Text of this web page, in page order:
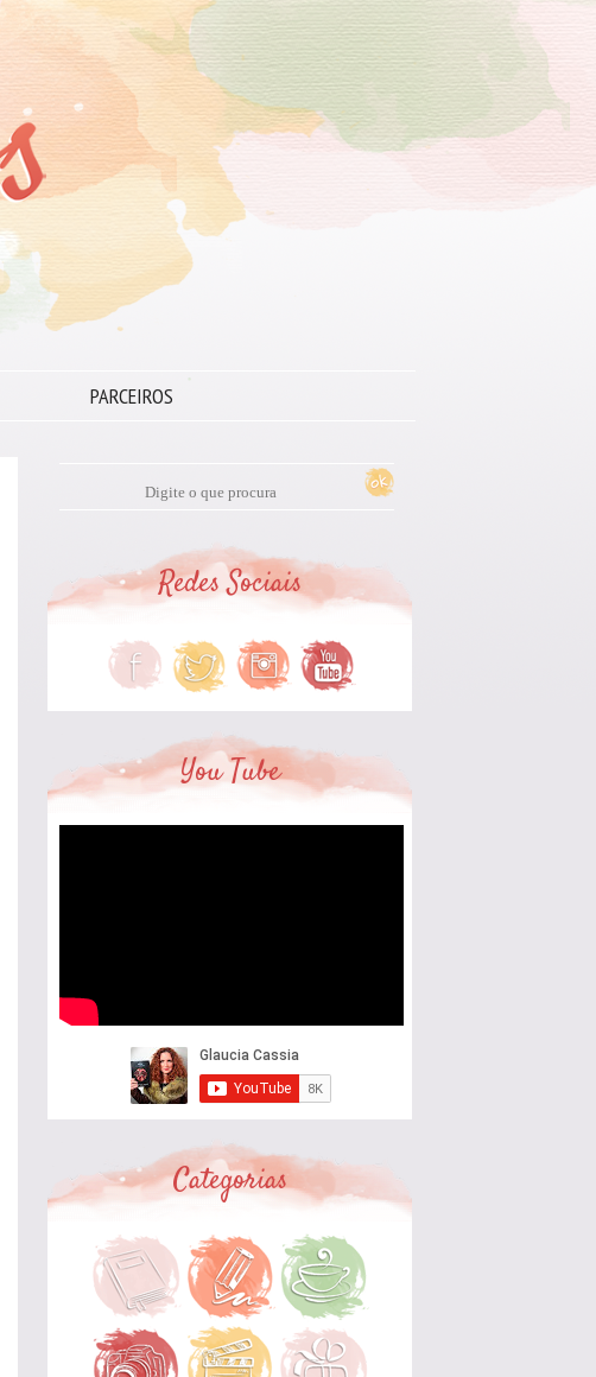
PARCEIROS
Redes Sociais
You Tube
Categorias